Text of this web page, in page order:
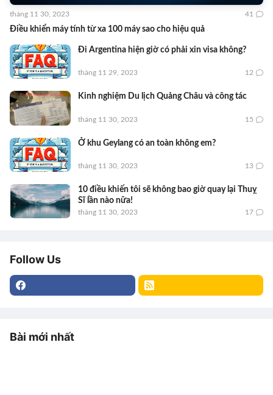
Điều khiển máy tính từ xa 100 máy sao cho hiệu quả
tháng 11 30, 2023 41
Đi Argentina hiện giờ có phải xin visa không?
tháng 11 29, 2023 12
Kinh nghiệm Du lịch Quảng Châu và công tác
tháng 11 30, 2023 15
Ở khu Geylang có an toàn không em?
tháng 11 30, 2023 13
10 điều khiến tôi sẽ không bao giờ quay lại Thuỵ
Sĩ lần nào nữa!
tháng 11 30, 2023 17
Follow Us
Bài mới nhất